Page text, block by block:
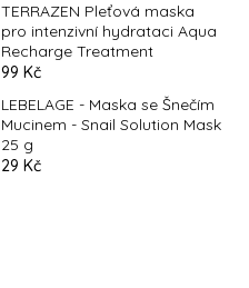
TERRAZEN Pleťová maska
pro intenzivní hydrataci Aqua
Recharge Treatment
99 Kč
LEBELAGE - Maska se Šnečím
Mucinem - Snail Solution Mask
25 g
29 Kč